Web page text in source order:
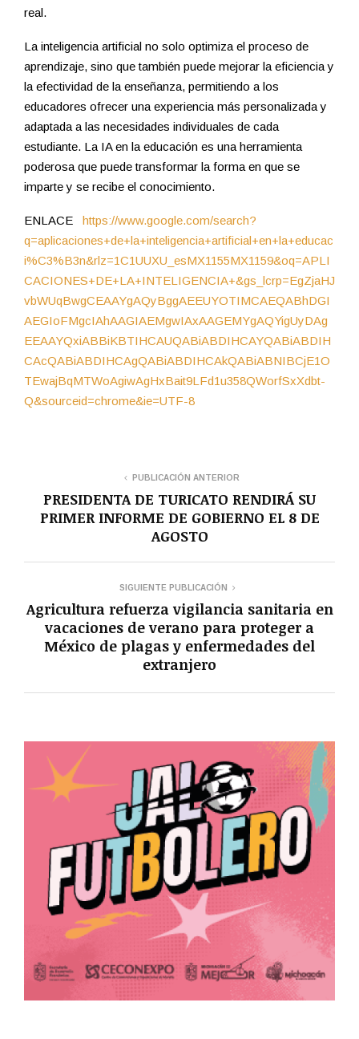
real.
La inteligencia artificial no solo optimiza el proceso de
aprendizaje, sino que también puede mejorar la eficiencia y
la efectividad de la enseñanza, permitiendo a los
educadores ofrecer una experiencia más personalizada y
adaptada a las necesidades individuales de cada
estudiante. La IA en la educación es una herramienta
poderosa que puede transformar la forma en que se
imparte y se recibe el conocimiento.
ENLACE https://www.google.com/search?
q=aplicaciones+de+la+inteligencia+artificial+en+la+educac
i%C3%B3n&rlz=1C1UUXU_esMX1155MX1159&oq=APLI
CACIONES+DE+LA+INTELIGENCIA+&gs_lcrp=EgZjaHJ
vbWUqBwgCEAAYgAQyBggAEEUYOTIMCAEQABhDGI
AEGIoFMgcIAhAAGIAEMgwIAxAAGEMYgAQYigUyDAg
EEAAYQxiABBiKBTIHCAUQABiABDIHCAYQABiABDIH
CAcQABiABDIHCAgQABiABDIHCAkQABiABNIBCjE1O
TEwajBqMTWoAgiwAgHxBait9LFd1u358QWorfSxXdbt-
Q&sourceid=chrome&ie=UTF-8
PUBLICACIÓN ANTERIOR
PRESIDENTA DE TURICATO RENDIRÁ SU
PRIMER INFORME DE GOBIERNO EL 8 DE
AGOSTO
SIGUIENTE PUBLICACIÓN
Agricultura refuerza vigilancia sanitaria en
vacaciones de verano para proteger a
México de plagas y enfermedades del
extranjero